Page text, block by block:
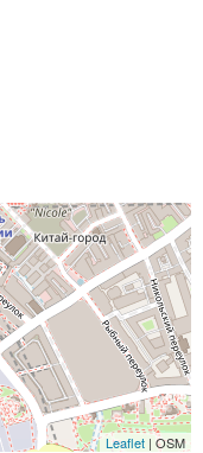
Leaflet | OSM